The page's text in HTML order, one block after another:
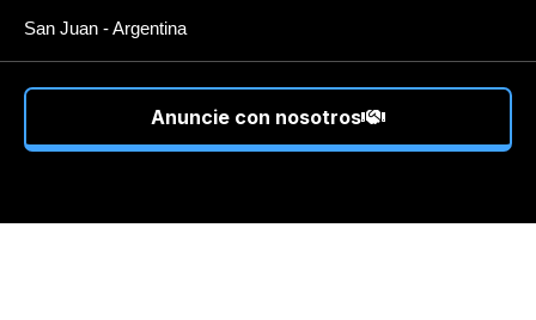
San Juan - Argentina
Anuncie con nosotros